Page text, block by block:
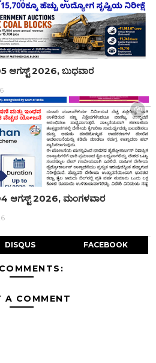
ಆಗಸ್ಟ್ 2026, ಬುಧವಾರ
ಆಗಸ್ಟ್ 2026, ಮಂಗಳವಾರ
DISQUS FACEBOOK
A COMMENT